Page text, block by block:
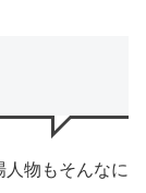
物もそんなに